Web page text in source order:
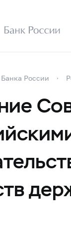
России